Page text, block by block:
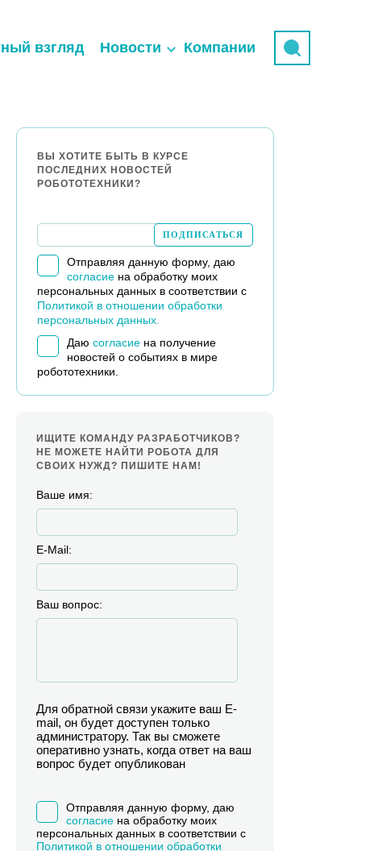
взгляд Новости Компании
ВЫ ХОТИТЕ БЫТЬ В КУРСЕ
ПОСЛЕДНИХ НОВОСТЕЙ
РОБОТОТЕХНИКИ?
Отправляя данную форму, даю
согласиена обработку моих
персональных данных в соответствии с
Политикой в отношении обработки
персональных данных.
Даю согласиена получение
новостей о событиях в мире
робототехники.
ИЩИТЕ КОМАНДУ РАЗРАБОТЧИКОВ?
НЕ МОЖЕТЕ НАЙТИ РОБОТА ДЛЯ
СВОИХ НУЖД? ПИШИТЕ НАМ!
Ваше имя:
E-Mail:
Ваш вопрос:
Для обратной связи укажите ваш E-
mail, он будет доступен только
администратору. Так вы сможете
оперативно узнать, когда ответ на ваш
вопрос будет опубликован
Отправляя данную форму, даю
согласиена обработку моих
персональных данных в соответствии с
Политикой в отношении обработки